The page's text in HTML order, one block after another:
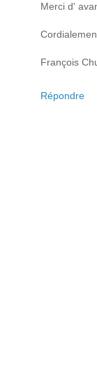
Merci d'
François
Répondre